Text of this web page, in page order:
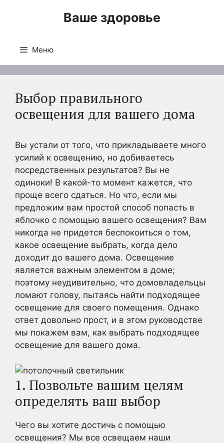
Ваше здоровье
Меню
Выбор правильного
освещения для вашего дома
Вы устали от того, что прикладываете много
усилий к освещению, но добиваетесь
посредственных результатов? Вы не
одиноки! В какой-то момент кажется, что
проще всего сдаться. Но что, если мы
предложим вам простой способ попасть в
яблочко с помощью вашего освещения? Вам
никогда не придется беспокоиться о том,
какое освещение выбрать, когда дело
доходит до вашего дома. Освещение
является важным элементом в доме;
поэтому неудивительно, что домовладельцы
ломают голову, пытаясь найти подходящее
освещение для своего помещения. Однако
ответ довольно прост, и в этом руководстве
мы покажем вам, как выбрать подходящее
освещение для вашего дома.
1. Позвольте вашим целям
определять ваш выбор
Чего вы хотите достичь с помощью
освещения? Мы все освещаем наши